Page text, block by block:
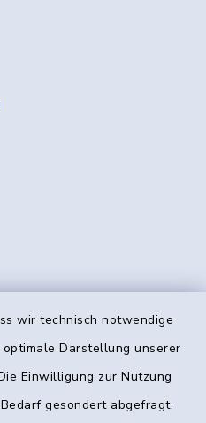
wir technisch notwendige
Darstellung unserer
Einwilligung zur Nutzung
gesondert abgefragt.